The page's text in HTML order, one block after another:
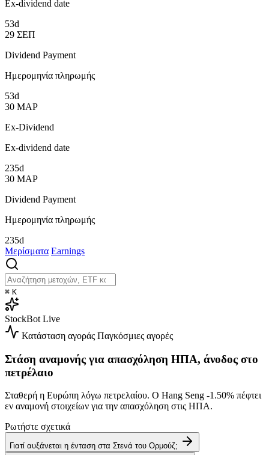
Ex-dividend date
53d
29 ΣΕΠ
Dividend Payment
Ημερομηνία πληρωμής
53d
30 ΜΑΡ
Ex-Dividend
Ex-dividend date
235d
30 ΜΑΡ
Dividend Payment
Ημερομηνία πληρωμής
235d
Μερίσματα Earnings
⌘ K
StockBot Live
Κατάσταση αγοράς Παγκόσμιες αγορές
Στάση αναμονής για απασχόληση ΗΠΑ, άνοδος στο
πετρέλαιο
Σταθερή η Ευρώπη λόγω πετρελαίου. Ο Hang Seng -1.50% πέφτει
εν αναμονή στοιχείων για την απασχόληση στις ΗΠΑ.
Ρωτήστε σχετικά
Γιατί αυξάνεται η ένταση στα Στενά του Ορμούζ;